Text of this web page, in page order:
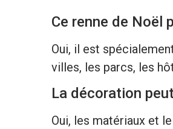
Ce renne de Noël
Oui, il est
villes, les parcs, les
La décoration
Oui, les matériaux et